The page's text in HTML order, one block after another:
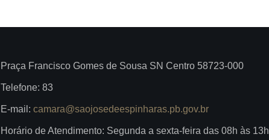
Praça Francisco Gomes de Sousa SN Centro 58723-000
Telefone: 83
E-mail:camara@saojosedeespinharas.pb.gov.br
Horário de Atendimento: Segunda a sexta-feira das 08h às 13h